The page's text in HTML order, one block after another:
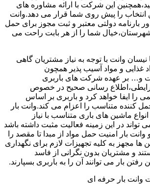
این شرکت با ارائه مشاوره های
را پیش روی شما قرار می دهد.وانت
بارنامه دولتی معتبر و ثبت مجوز برای حمل
شهرستان،خیال شما را از هر بابت راحت می
وانت با توجه به نیاز مشتریان گاهی
و مواد آسیب پذیر همچون
و… بر عهده شرکت های باربری
رسانی صحیح در خصوص
را ایفا خواهد کرد و باربری بر اساس
کننده متناسب را اعزام می کند.وانت بار
ماشین های باری متناسب با نیاز
تواند در این زمینه فعالیت مثبت داشته باشد
وانت بار امنیت حمل مواد از مبدا تا مقصد را
ها مجهز به کلیه تجهیزات لازم برای نگهداری
و مشتریان بدون نگرانی از فاسد
بار می توانند آن را به باربری بسپارند.
بار حرفه ای